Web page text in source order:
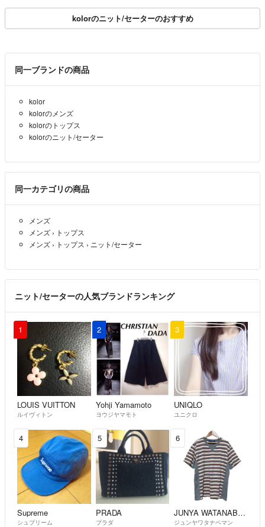
下記のリンクから他の商品もご覧頂けます、是非ご覧ください！！☺️
⭕️発送
✔️匿名配送もできる「らくらくメルカリ便」ですので女性の方でも安心し
✔️「スピード配送」を心がけております！☆
もし、やむを得ず遅れてしまう場合は、あらかじめご連絡差し上げます☆
✔️なお、当店は、基本的にホームクリーニングをしたものを出品、販売
⭕️サイズ表記✨
「メンズ」「レディース」表記や表記サイズのみではなく、お手持ちの
お洋服を参考にして頂くことをオススメいたします。
※着画はお受けしておりません。
※素人採寸のため、多少の誤差は御容赦下さい。
⭕️返品
すり替え防止のため、いかなる理由があっても基本的に返品はお受け致
しません> <
⭕️発送✨
✔️送料は「全て無料」です❗️✨
✔️「スピード配送」を心がけております❗️✨
kolorのニット/セーターのおすすめ
同一ブランドの商品
kolor
kolorのメンズ
kolorのトップス
kolorのニット/セーター
同一カテゴリの商品
メンズ
メンズ › トップス
メンズ › トップス › ニット/セーター
ニット/セーターの人気ブランドランキング
1
LOUIS VUITTON
ルイヴィトン
2
Yohji Yamamoto
ヨウジヤマモト
3
UNIQLO
ユニクロ
4
Supreme
シュプリーム
5
PRADA
プラダ
6
JUNYA WATANABE MAN
ジュンヤワタナベマン